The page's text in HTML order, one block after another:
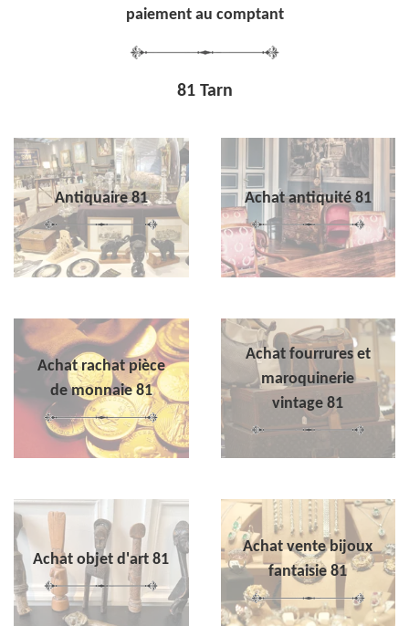
paiement au comptant
81 Tarn
Antiquaire 81 Achat antiquité 81
Achat rachat pièce
de monnaie 81
Achat fourrures et
maroquinerie
vintage 81
Achat objet d'art 81
Achat vente bijoux
fantaisie 81